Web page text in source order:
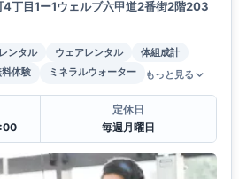
丁目1ー1ウェルブ六甲道2番街2階203
ンタル ウェアレンタル
体組成計
体験 ミネラルウォーター もっと見る
定休日
毎週月曜日